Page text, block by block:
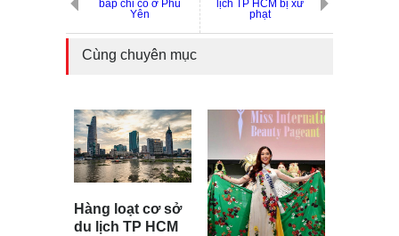
bắp chỉ có ở Phú
Yên
lịch TP HCM bị xử
phạt
Cùng chuyên mục
Hàng loạt cơ sở
du lịch TP HCM